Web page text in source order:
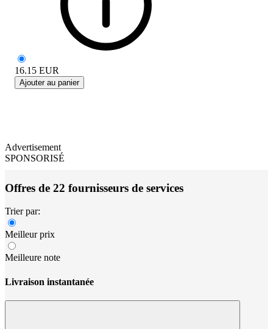
16.15 EUR
Ajouter au panier
Advertisement
SPONSORISÉ
Offres de 22 fournisseurs de services
Trier par:
Meilleur prix
Meilleure note
Livraison instantanée